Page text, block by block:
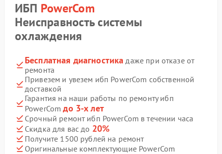
ИБП PowerCom
Неисправность системы
охлаждения
Бесплатная диагностика даже при отказе от
ремонта
Привезем и увезем ибп PowerCom собственной
доставкой
Гарантия на наши работы по ремонту ибп
PowerComдо 3-х лет
Срочный ремонт ибп PowerCom в течении часа
Скидка для вас до 20%
Получите 1500 рублей на ремонт
Оригинальные комплектующие PowerCom